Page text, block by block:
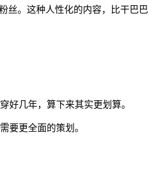
丝。这种人性化的内容，比干巴巴
好几年，算下来其实更划算。
要更全面的策划。